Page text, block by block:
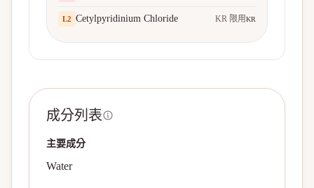
L2 Cetylpyridinium Chloride KR 限用KR
成分列表
主要成分
Water